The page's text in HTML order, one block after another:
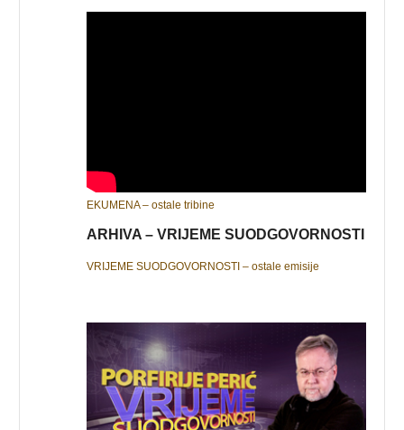
EKUMENA – ostale tribine
ARHIVA – VRIJEME SUODGOVORNOSTI
VRIJEME SUODGOVORNOSTI – ostale emisije